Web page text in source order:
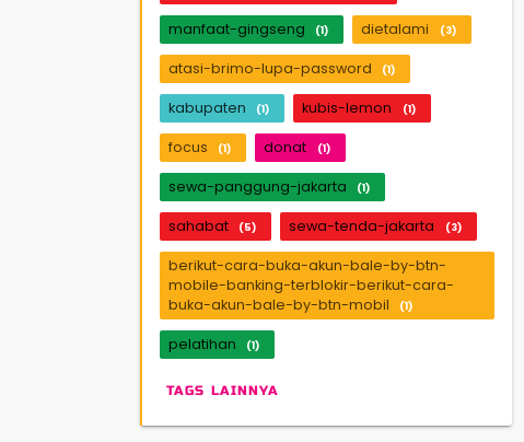
manfaat-gingseng (1) dietalami (3)
atasi-brimo-lupa-password (1)
kabupaten (1) kubis-lemon (1)
focus (1) donat (1)
sewa-panggung-jakarta (1)
sahabat (5) sewa-tenda-jakarta (3)
berikut-cara-buka-akun-bale-by-btn-
mobile-banking-terblokir-berikut-cara-
buka-akun-bale-by-btn-mobil
(1)
pelatihan (1)
TAGS LAINNYA